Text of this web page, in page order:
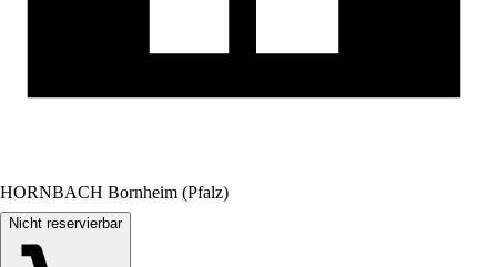
HORNBACH Bornheim (Pfalz)
Nicht reservierbar